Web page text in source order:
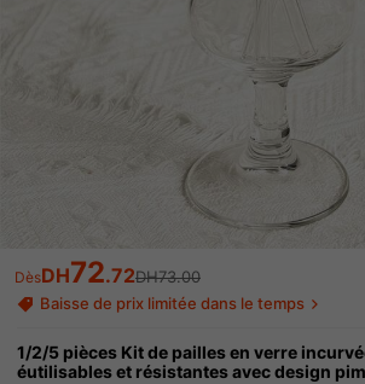
DèsDH72.72DH73.00
Baisse de prix limitée dans le temps
1/2/5 pièces Kit de pailles en verre
éutilisables et résistantes avec design